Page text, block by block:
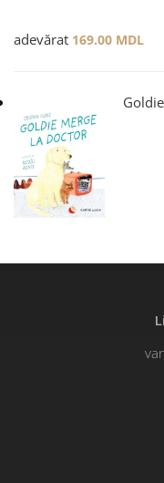
adevărat 169.00 MDL